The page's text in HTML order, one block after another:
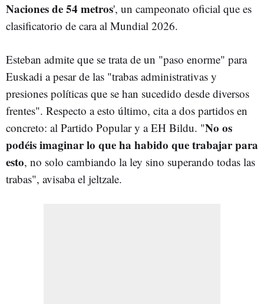
Naciones de 54 metros', un campeonato oficial que es
clasificatorio de cara al Mundial 2026.
Esteban admite que se trata de un "paso enorme" para
Euskadi a pesar de las "trabas administrativas y
presiones políticas que se han sucedido desde diversos
frentes". Respecto a esto último, cita a dos partidos en
concreto: al Partido Popular y a EH Bildu. "No os
podéis imaginar lo que ha habido que trabajar para
esto, no solo cambiando la ley sino superando todas las
trabas", avisaba el jeltzale.